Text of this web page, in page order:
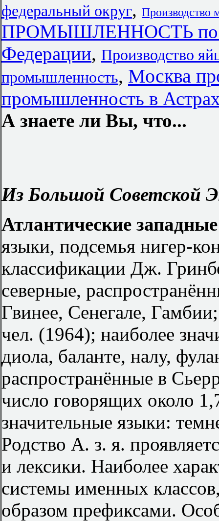
федеральный округ, Производство
ПРОМЫШЛЕННОСТЬ по
Федерации, Производство
промышленность, Москва
промышленность в
А знаете ли Вы, что...
Из Большой Советской
Атлантические
языки, подсемья нигер-
классификации Дж.
северные,
Гвинее, Сенегале,
чел. (1964); наиболее
диола, баланте, налу,
распространённые в
число говорящих около
значительные языки:
Родство А. з. я.
и лексики. Наиболее
системы именных
образом префиксами.